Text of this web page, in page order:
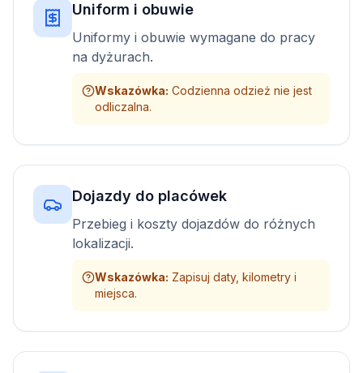
Uniform i obuwie
Uniformy i obuwie wymagane do pracy
na dyżurach.
Wskazówka: Codzienna odzież nie jest
odliczalna.
Dojazdy do placówek
Przebieg i koszty dojazdów do różnych
lokalizacji.
Wskazówka: Zapisuj daty, kilometry i
miejsca.